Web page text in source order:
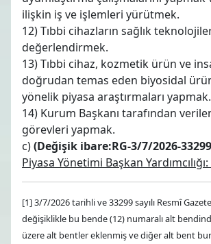
ilişkin iş ve işlemleri yürütmek.
12) Tıbbi cihazların sağlık
değerlendirmek.
13) Tıbbi cihaz, kozmetik ürün ve
doğrudan temas eden biyosidal
yönelik piyasa araştırmaları yapmak.
14) Kurum Başkanı tarafından
görevleri yapmak.
c)(Değişik ibare:RG-3/7/2026-
Piyasa Yönetimi Başkan Yardımcılığı:
[1] 3/7/2026 tarihli ve 33299 sayılı Resmî
değişiklikle bu bende (12) numaralı alt
üzere alt bentler eklenmiş ve diğer alt bent